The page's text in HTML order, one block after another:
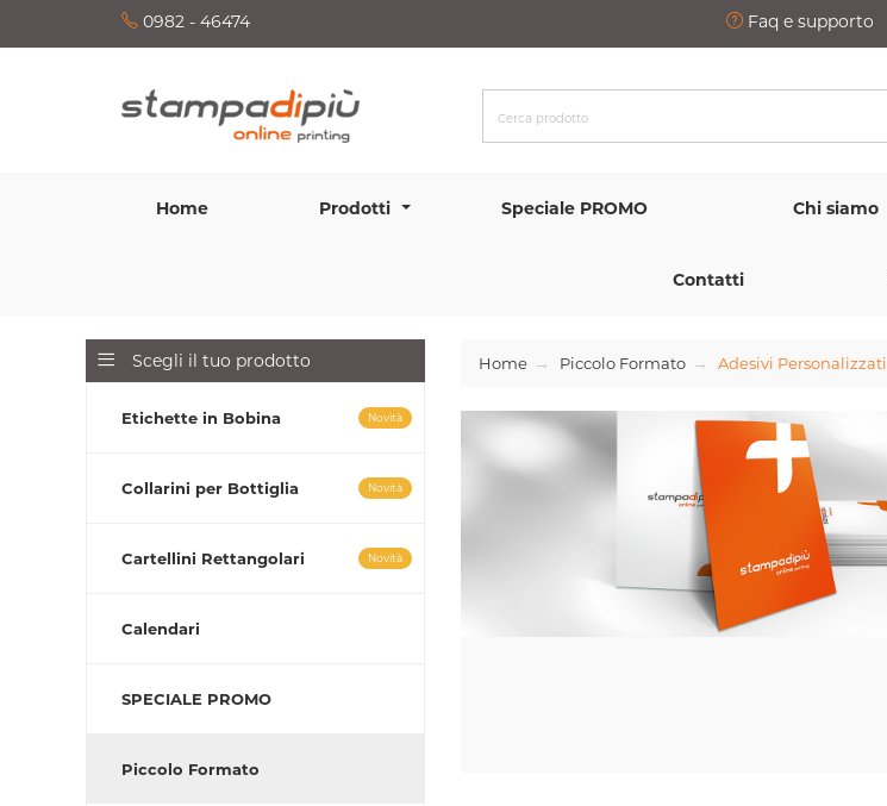
0982 - 46474 Faq e supporto
Home Prodotti Speciale PROMO Chi siamo
Contatti
Scegli il tuo prodotto
Etichette in Bobina Novità
Collarini per Bottiglia Novità
Cartellini Rettangolari Novità
Calendari
SPECIALE PROMO
Piccolo Formato
Home Piccolo Formato Adesivi Personalizzati